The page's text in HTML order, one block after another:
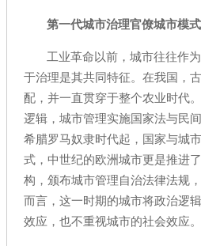
第一代城市治理官僚城市模式
工业革命以前，城市往往作
于治理是其共同特征。在我国，
配，并一直贯穿于整个农业时代
逻辑，城市管理实施国家法与民
希腊罗马奴隶时代起，国家与城
式，中世纪的欧洲城市更是推进
构，颁布城市管理自治法律法规
而言，这一时期的城市将政治逻
效应，也不重视城市的社会效应。